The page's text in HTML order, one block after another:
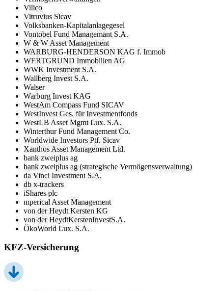
Vilico
Vitruvius Sicav
Volksbanken-Kapitalanlagegesel
Vontobel Fund Managemant S.A.
W & W Asset Management
WARBURG-HENDERSON KAG f. Immob
WERTGRUND Immobilien AG
WWK Investment S.A.
Wallberg Invest S.A.
Walser
Warburg Invest KAG
WestAm Compass Fund SICAV
WestInvest Ges. für Investmentfonds
WestLB Asset Mgmt Lux. S.A.
Winterthur Fund Management Co.
Worldwide Investors Ptf. Sicav
Xanthos Asset Management Ltd.
bank zweiplus ag
bank zweiplus ag (strategische Vermögensverwaltung)
da Vinci Investment S.A.
db x-trackers
iShares plc
mperical Asset Management
von der Heydt Kersten KG
von der HeydtKerstenInvestS.A.
ÖkoWorld Lux. S.A.
KFZ-Versicherung